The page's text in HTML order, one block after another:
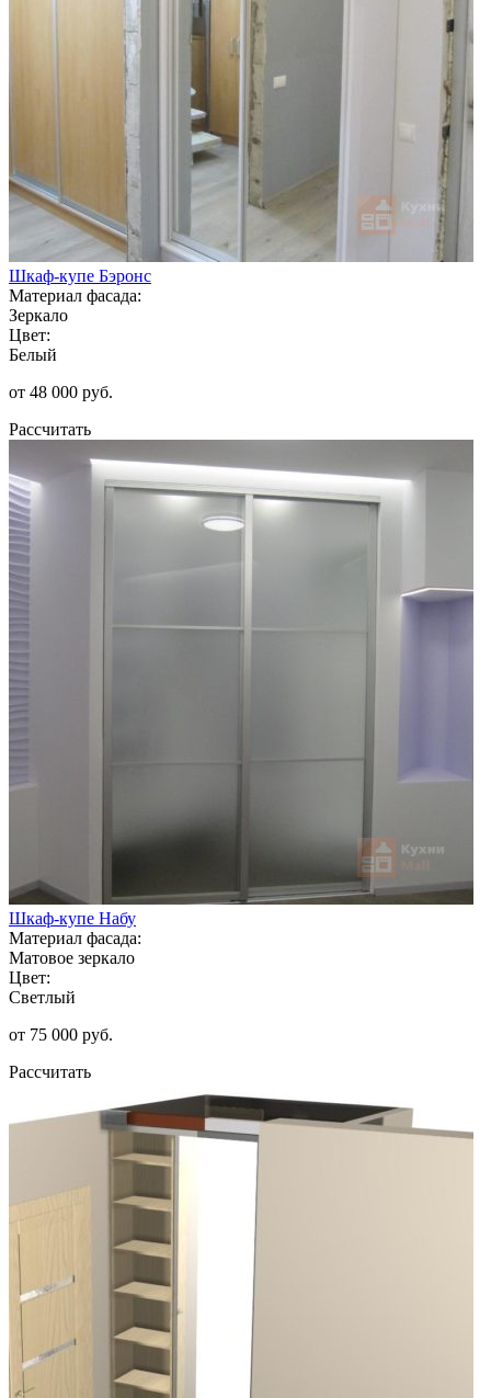
Шкаф-купе Бэронс
Материал фасада:
Зеркало
Цвет:
Белый
от 48 000 руб.
Рассчитать
Шкаф-купе Набу
Материал фасада:
Матовое зеркало
Цвет:
Светлый
от 75 000 руб.
Рассчитать